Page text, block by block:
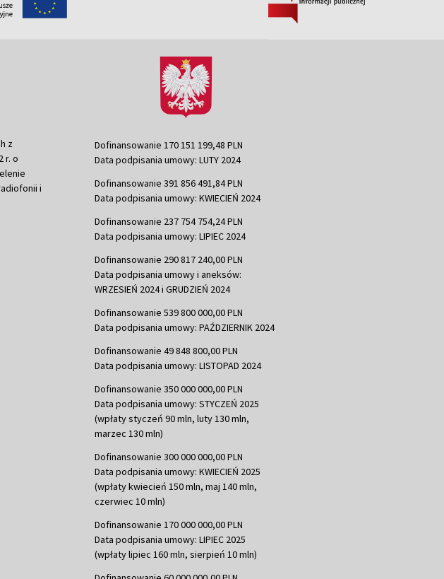
z
r. o
i
Dofinansowanie 170 151 199,48 PLN
Data podpisania umowy: LUTY 2024
Dofinansowanie 391 856 491,84 PLN
Data podpisania umowy: KWIECIEŃ 2024
Dofinansowanie 237 754 754,24 PLN
Data podpisania umowy: LIPIEC 2024
Dofinansowanie 290 817 240,00 PLN
Data podpisania umowy i aneksów:
WRZESIEŃ 2024 i GRUDZIEŃ 2024
Dofinansowanie 539 800 000,00 PLN
Data podpisania umowy: PAŹDZIERNIK 2024
Dofinansowanie 49 848 800,00 PLN
Data podpisania umowy: LISTOPAD 2024
Dofinansowanie 350 000 000,00 PLN
Data podpisania umowy: STYCZEŃ 2025
(wpłaty styczeń 90 mln, luty 130 mln,
marzec 130 mln)
Dofinansowanie 300 000 000,00 PLN
Data podpisania umowy: KWIECIEŃ 2025
(wpłaty kwiecień 150 mln, maj 140 mln,
czerwiec 10 mln)
Dofinansowanie 170 000 000,00 PLN
Data podpisania umowy: LIPIEC 2025
(wpłaty lipiec 160 mln, sierpień 10 mln)